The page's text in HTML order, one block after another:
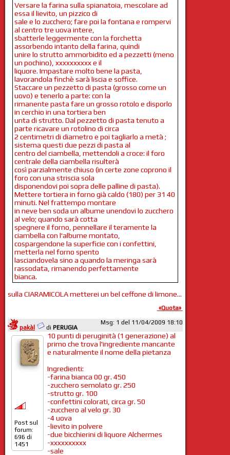
Versare la farina sulla spianatoia, mescolare ad
essa il lievito, un pizzico di
sale e lo zucchero; fare poi la fontana e rompervi
al centro tre uova intere,
sbatterle leggermente con la forchetta
assorbendo intanto della farina, quindi
unire lo strutto ammorbidito ed a pezzetti (meno
un pochino), xxxxxxxxxx e il
liquore. Impastare molto bene la pasta,
lavorandola finchè sarà liscia e soffice.
Staccare un pezzetto di pasta (grosso come un
uovo) e tenerlo a parte: con la
rimanente pasta fare un grosso rotolo e disporlo
in cerchio in una tortiera ben
unta di strutto. Dal pezzetto di pasta tenuto a
parte ricavare un rotolino di circa
2 centimetri di diametro e poi tagliarlo a metà ;
sistema questi due pezzi di pasta al
centro del ciambella, mettendoli a croce: il foro
centrale della ciambella risulterà
così parzialmente chiuso (in certe zone coprono il
foro con una striscia sola
disponendovi poi sopra delle palline di pasta).
Mettere tortiera in forno già caldo (180) per 31 40
minuti. Nel frattempo montare
in neve ben soda un albume unendovi lo zucchero
al velo; quando sarà cotta
spegnere il forno, pennellare il teramente la
ciambella con l'albume montato,
cospargendone la superficie con i confettini,
metterla nel forno spento
lasciandovela sino a quando la meringa sarà
rassodata, rimanendo perfettamente
bianca.
sulla CIARAMICOLA metterei un bel ceffone di limone...
«Quota»
pakàl di PERUGIA
Msg: 1 del 11/04/2009 18:10
Post sul
forum:
696 di
1451
10 punti di peruginità (1 generazione) al
primo che trova l'ingrediente mancante
e naturalmente il nome della pietanza
Ingredienti:
-farina bianca 00 gr. 450
-zucchero semolato gr. 250
-strutto gr. 100
-confettini colorati, circa gr. 50
-zucchero al velo gr. 30
-4 uova
-lievito in polvere
-due bicchierini di liquore Alchermes
-xxxxxxxxxx
-sale